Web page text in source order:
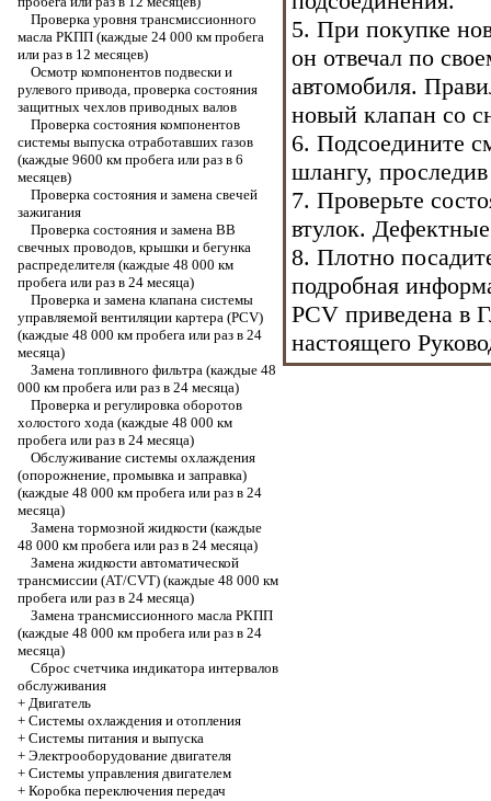
Проверка уровня трансмиссионного
масла РКПП (каждые 24 000 км пробега
или раз в 12 месяцев)
Осмотр компонентов подвески и
рулевого привода, проверка состояния
защитных чехлов приводных валов
Проверка состояния компонентов
системы выпуска отработавших газов
(каждые 9600 км пробега или раз в 6
месяцев)
Проверка состояния и замена свечей
зажигания
Проверка состояния и замена ВВ
свечных проводов, крышки и бегунка
распределителя (каждые 48 000 км
пробега или раз в 24 месяца)
Проверка и замена клапана системы
управляемой вентиляции картера (PCV)
(каждые 48 000 км пробега или раз в 24
месяца)
Замена топливного фильтра (каждые 48
000 км пробега или раз в 24 месяца)
Проверка и регулировка оборотов
холостого хода (каждые 48 000 км
пробега или раз в 24 месяца)
Обслуживание системы охлаждения
(опорожнение, промывка и заправка)
(каждые 48 000 км пробега или раз в 24
месяца)
Замена тормозной жидкости (каждые
48 000 км пробега или раз в 24 месяца)
Замена жидкости автоматической
трансмиссии (АТ/CVT) (каждые 48 000 км
пробега или раз в 24 месяца)
Замена трансмиссионного масла РКПП
(каждые 48 000 км пробега или раз в 24
месяца)
Сброс счетчика индикатора интервалов
обслуживания
+ Двигатель
+ Системы охлаждения и отопления
+ Системы питания и выпуска
+ Электрооборудование двигателя
+ Системы управления двигателем
+ Коробка переключения передач
5. При покупке
он отвечал по
автомобиля.
новый клапан со
6. Подсоедините
шлангу,
7. Проверьте
втулок.
8. Плотно
подробная
PCV приведена в
настоящего